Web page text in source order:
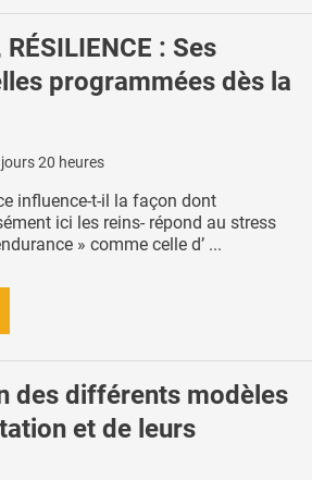
RÉSILIENCE : Ses
programmées dès la
20 heures
influence-t-il la façon dont
ici les reins- répond au stress
» comme celle d’ ...
des différents modèles
et de leurs